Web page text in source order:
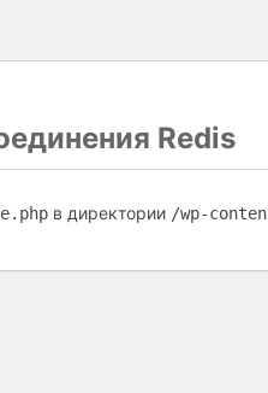
Redis
в директории /wp-